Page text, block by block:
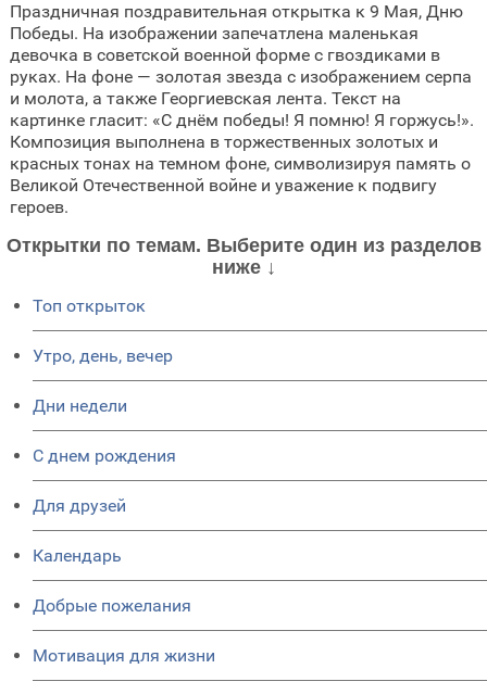
Праздничная поздравительная открытка к 9 Мая, Дню
Победы. На изображении запечатлена маленькая
девочка в советской военной форме с гвоздиками в
руках. На фоне — золотая звезда с изображением серпа
и молота, а также Георгиевская лента. Текст на
картинке гласит: «С днём победы! Я помню! Я горжусь!».
Композиция выполнена в торжественных золотых и
красных тонах на темном фоне, символизируя память о
Великой Отечественной войне и уважение к подвигу
героев.
Открытки по темам. Выберите один из разделов
ниже ↓
Топ открыток
Утро, день, вечер
Дни недели
C днем рождения
Для друзей
Календарь
Добрые пожелания
Мотивация для жизни